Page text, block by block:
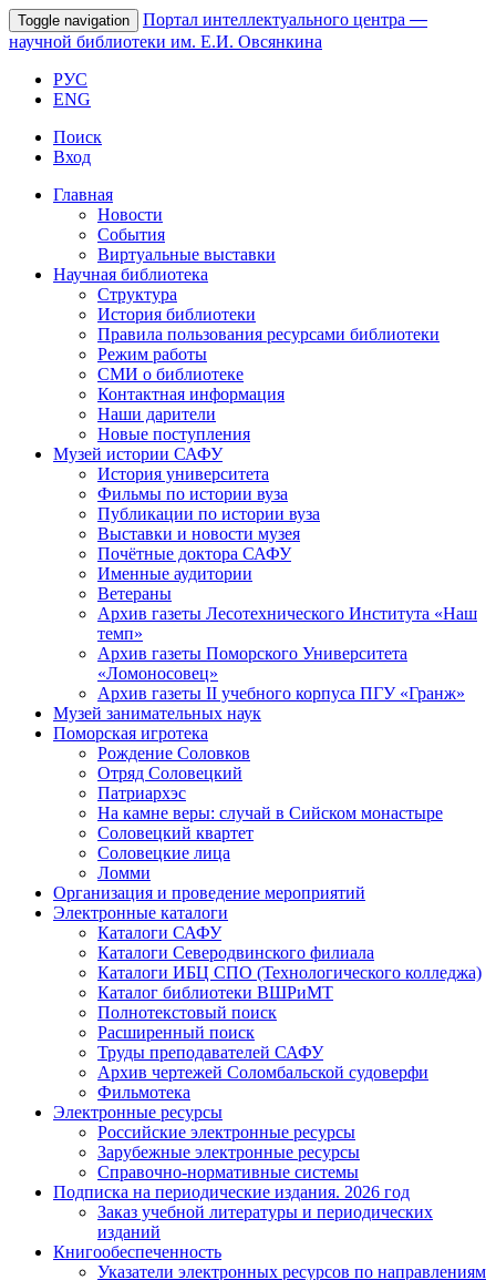
Toggle navigation Портал интеллектуального центра —
научной библиотеки им. Е.И. Овсянкина
РУС
ENG
Поиск
Вход
Главная
Новости
События
Виртуальные выставки
Научная библиотека
Структура
История библиотеки
Правила пользования ресурсами библиотеки
Режим работы
СМИ о библиотеке
Контактная информация
Наши дарители
Новые поступления
Музей истории САФУ
История университета
Фильмы по истории вуза
Публикации по истории вуза
Выставки и новости музея
Почётные доктора САФУ
Именные аудитории
Ветераны
Архив газеты Лесотехнического Института «Наш
темп»
Архив газеты Поморского Университета
«Ломоносовец»
Архив газеты II учебного корпуса ПГУ «Гранж»
Музей занимательных наук
Поморская игротека
Рождение Соловков
Отряд Соловецкий
Патриархэс
На камне веры: случай в Сийском монастыре
Соловецкий квартет
Соловецкие лица
Ломми
Организация и проведение мероприятий
Электронные каталоги
Каталоги САФУ
Каталоги Северодвинского филиала
Каталоги ИБЦ СПО (Технологического колледжа)
Каталог библиотеки ВШРиМТ
Полнотекстовый поиск
Расширенный поиск
Труды преподавателей САФУ
Архив чертежей Соломбальской судоверфи
Фильмотека
Электронные ресурсы
Российские электронные ресурсы
Зарубежные электронные ресурсы
Справочно-нормативные системы
Подписка на периодические издания. 2026 год
Заказ учебной литературы и периодических
изданий
Книгообеспеченность
Указатели электронных ресурсов по направлениям